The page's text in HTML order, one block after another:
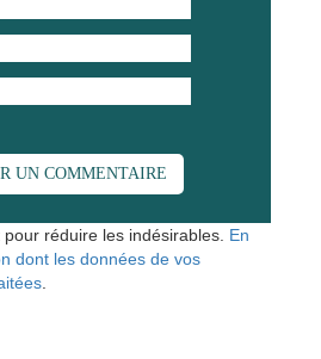
réduire les indésirables. En
dont les données de vos